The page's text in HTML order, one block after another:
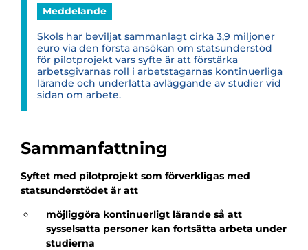
Meddelande
Skols har beviljat sammanlagt cirka 3,9 miljoner
euro via den första ansökan om statsunderstöd
för pilotprojekt vars syfte är att förstärka
arbetsgivarnas roll i arbetstagarnas kontinuerliga
lärande och underlätta avläggande av studier vid
sidan om arbete.
Sammanfattning
Syftet med pilotprojekt som förverkligas med
statsunderstödet är att
möjliggöra kontinuerligt lärande så att
sysselsatta personer kan fortsätta arbeta under
studierna